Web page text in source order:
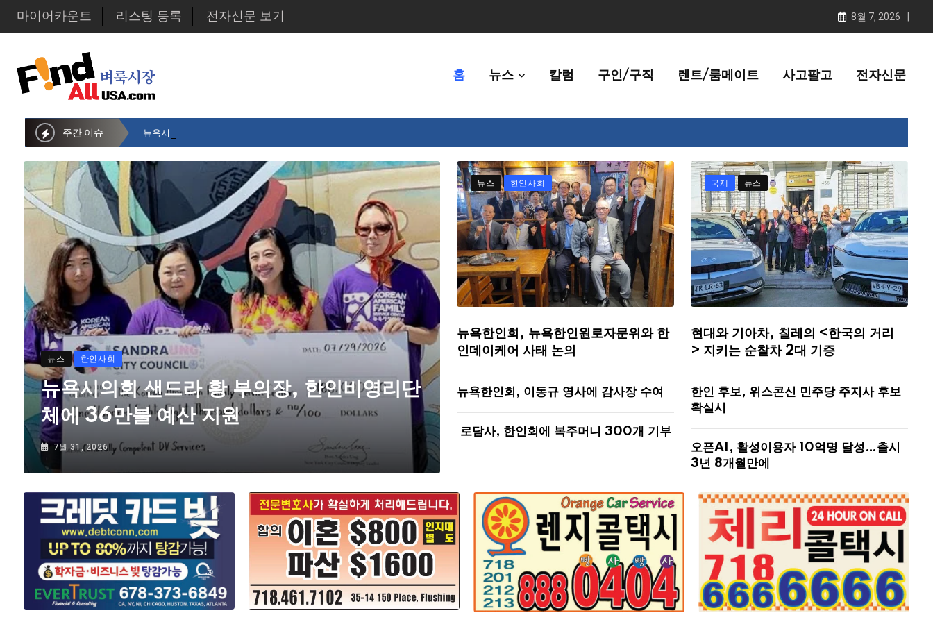
마이어카운트 리스팅 등록 전자신문 보기 8월 7, 2026
홈 뉴스 칼럼 구인/구직 렌트/룸메이트 사고팔고 전자신문
주간 이슈 뉴욕시의회 샌드라 황 부의장, 한인비영리단체에 36만불 예산 지원
뉴스 한인사회
뉴욕시의회 샌드라 황 부의장, 한인비영리단
체에 36만불 예산 지원
7월 31, 2026
뉴스 한인사회
뉴욕한인회, 뉴욕한인원로자문위와 한
인데이케어 사태 논의
뉴욕한인회, 이동규 영사에 감사장 수여
로담사, 한인회에 복주머니 300개 기부
국제 뉴스
현대와 기아차, 칠레의 <한국의 거리
> 지키는 순찰차 2대 기증
한인 후보, 위스콘신 민주당 주지사 후보
확실시
오픈AI, 활성이용자 10억명 달성…출시
3년 8개월만에